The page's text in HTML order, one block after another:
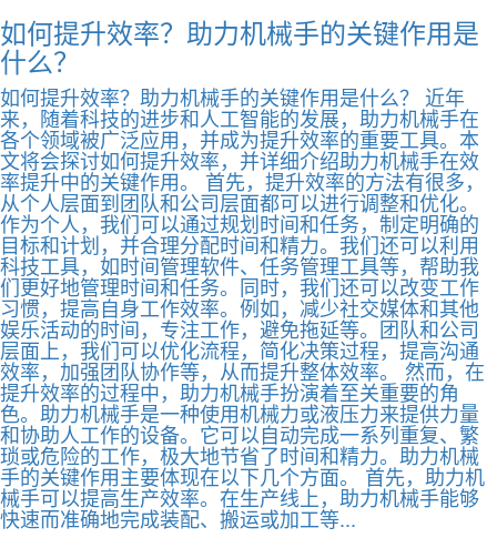
如何提升效率？助力机械手的关键作用是
什么？
如何提升效率？助力机械手的关键作用是什么？ 近年
来，随着科技的进步和人工智能的发展，助力机械手在
各个领域被广泛应用，并成为提升效率的重要工具。本
文将会探讨如何提升效率，并详细介绍助力机械手在效
率提升中的关键作用。 首先，提升效率的方法有很多，
从个人层面到团队和公司层面都可以进行调整和优化。
作为个人，我们可以通过规划时间和任务，制定明确的
目标和计划，并合理分配时间和精力。我们还可以利用
科技工具，如时间管理软件、任务管理工具等，帮助我
们更好地管理时间和任务。同时，我们还可以改变工作
习惯，提高自身工作效率。例如，减少社交媒体和其他
娱乐活动的时间，专注工作，避免拖延等。团队和公司
层面上，我们可以优化流程，简化决策过程，提高沟通
效率，加强团队协作等，从而提升整体效率。 然而，在
提升效率的过程中，助力机械手扮演着至关重要的角
色。助力机械手是一种使用机械力或液压力来提供力量
和协助人工作的设备。它可以自动完成一系列重复、繁
琐或危险的工作，极大地节省了时间和精力。助力机械
手的关键作用主要体现在以下几个方面。 首先，助力机
械手可以提高生产效率。在生产线上，助力机械手能够
快速而准确地完成装配、搬运或加工等...